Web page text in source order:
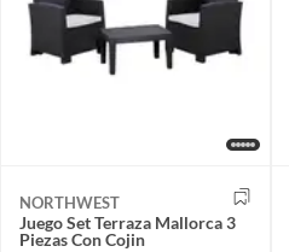
NORTHWEST
Juego Set Terraza Mallorca 3
Piezas Con Cojin